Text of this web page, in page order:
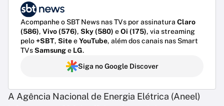
Acompanhe o SBT News nas TVs por assinatura Claro
(586), Vivo (576), Sky (580) eOi (175), via streaming
pelo+SBT, SiteeYouTube, além dos canais nas Smart
TVsSamsunge LG.
Siga no Google Discover
A Agência Nacional de Energia Elétrica (Aneel)